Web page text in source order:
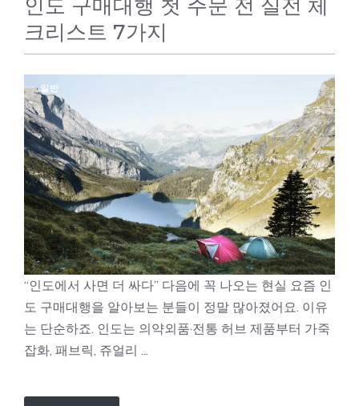
인도 구매대행 첫 주문 전 실전 체
크리스트 7가지
일반
“인도에서 사면 더 싸다” 다음에 꼭 나오는 현실 요즘 인
도 구매대행을 알아보는 분들이 정말 많아졌어요. 이유
는 단순하죠. 인도는 의약외품·전통 허브 제품부터 가죽
잡화, 패브릭, 쥬얼리 ...